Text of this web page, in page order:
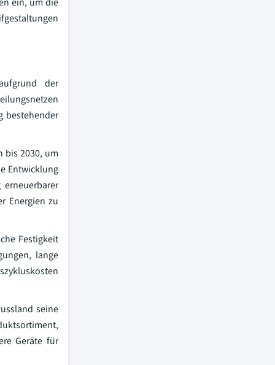
der
bestehender
bis 2030, um
Entwicklung
Energien zu
Festigkeit
lange
seine
Geräte für